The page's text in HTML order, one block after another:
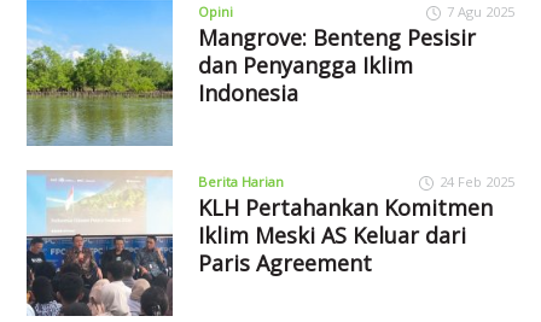
Opini 7 Agu 2025
Mangrove: Benteng Pesisir
dan Penyangga Iklim
Indonesia
Berita Harian 24 Feb 2025
KLH Pertahankan Komitmen
Iklim Meski AS Keluar dari
Paris Agreement